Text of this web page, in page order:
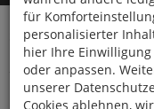
Startseite Bücher
Der Falke
Landesweite
für
personalisierter
hier Ihre
oder anpassen.
unserer
Cookies ablehnen,